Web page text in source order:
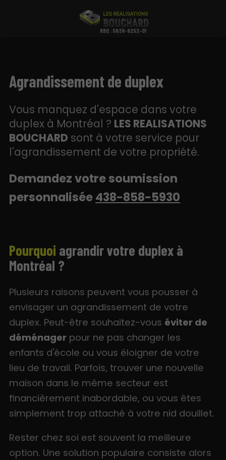
RBQ : 5639-6252-01
Agrandissement de duplex
Vous manquez d'espace dans votre
duplex à Montréal ? LES REALISATIONS
BOUCHARD sont à votre service pour
l'agrandissement de votre propriété.
Demandez votre soumission
personnalisée438-858-5930
Pourquoi agrandir votre duplex à
Montréal ?
Plusieurs raisons peuvent vous pousser à
envisager un agrandissement de votre
duplex. Peut-être souhaitez-vous éviter de
déménager pour ne pas changer les
enfants d'école ou vous éloigner de votre
lieu de travail. Parfois, trouver une nouvelle
maison dans le même secteur est
financièrement inabordable, ou vous êtes
simplement trop attaché à votre nid douillet.
Rester chez soi est souvent la meilleure
option. Une solution populaire consiste alors